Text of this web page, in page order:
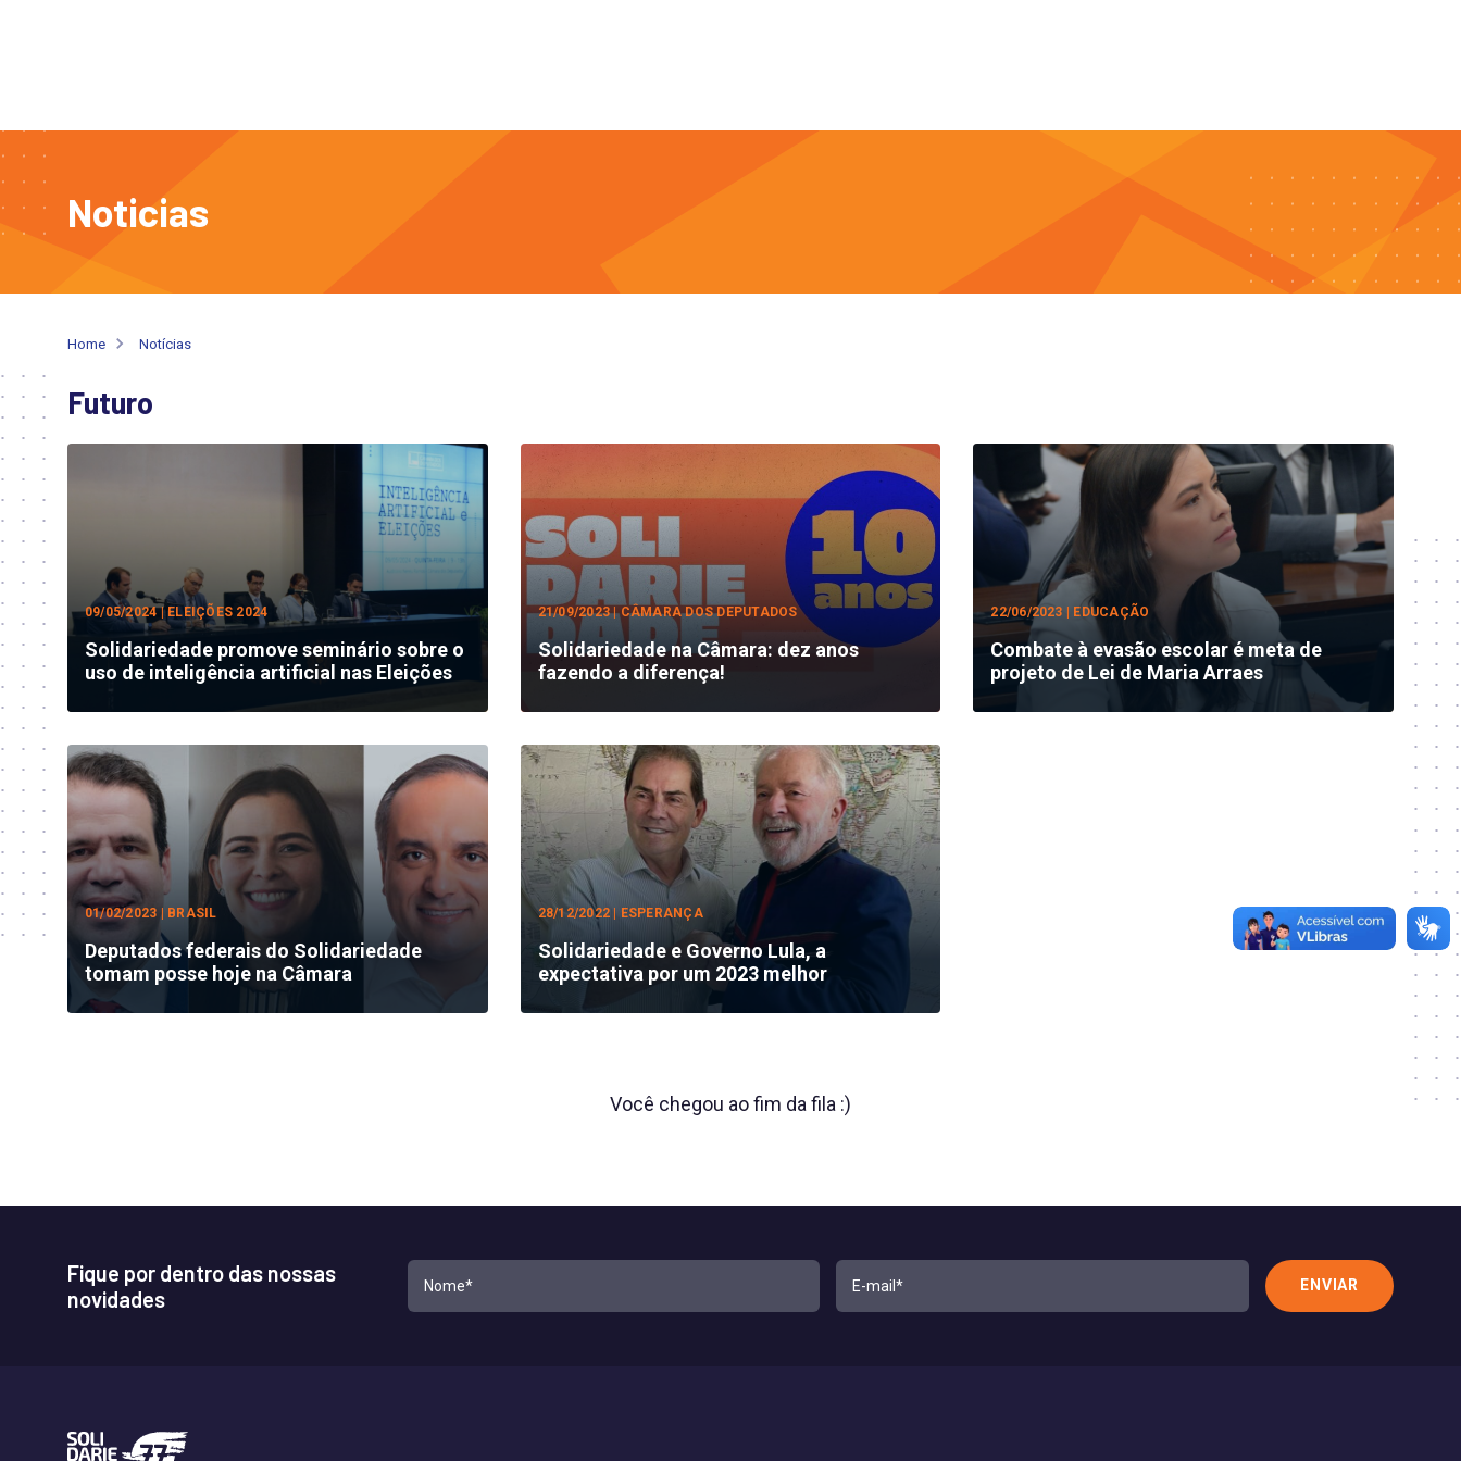
Noticias
Home Notícias
Futuro
09/05/2024 | ELEIÇÕES 2024
Solidariedade promove seminário sobre o
uso de inteligência artificial nas Eleições
21/09/2023 | CÂMARA DOS DEPUTADOS
Solidariedade na Câmara: dez anos
fazendo a diferença!
22/06/2023 | EDUCAÇÃO
Combate à evasão escolar é meta de
projeto de Lei de Maria Arraes
01/02/2023 | BRASIL
Deputados federais do Solidariedade
tomam posse hoje na Câmara
28/12/2022 | ESPERANÇA
Solidariedade e Governo Lula, a
expectativa por um 2023 melhor
Você chegou ao fim da fila :)
Fique por dentro das nossas
novidades